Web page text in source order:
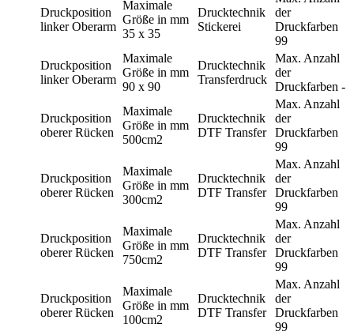
Druckposition
linker Oberarm
Maximale
Größe in mm
35 x 35
Drucktechnik
Stickerei
der
Druckfarben
99
Druckposition
linker Oberarm
Maximale
Größe in mm
90 x 90
Drucktechnik
Transferdruck
Max. Anzahl
der
Druckfarben -
Druckposition
oberer Rücken
Maximale
Größe in mm
500cm2
Drucktechnik
DTF Transfer
Max. Anzahl
der
Druckfarben
99
Druckposition
oberer Rücken
Maximale
Größe in mm
300cm2
Drucktechnik
DTF Transfer
Max. Anzahl
der
Druckfarben
99
Druckposition
oberer Rücken
Maximale
Größe in mm
750cm2
Drucktechnik
DTF Transfer
Max. Anzahl
der
Druckfarben
99
Druckposition
oberer Rücken
Maximale
Größe in mm
100cm2
Drucktechnik
DTF Transfer
Max. Anzahl
der
Druckfarben
99